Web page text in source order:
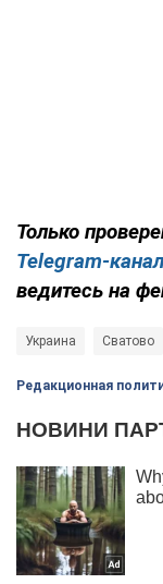
Только
Telegram-
ведитесь на
Украина Сватово
Редакционная